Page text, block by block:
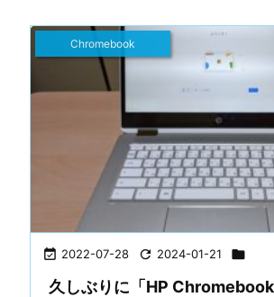
 2022-07-28  2024-01-21 
Chromebook
久しぶりに「HP